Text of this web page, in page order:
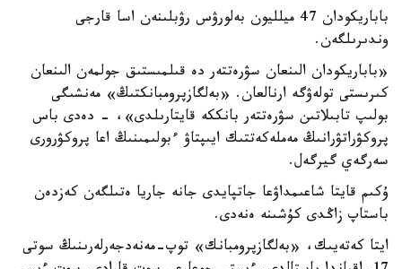
باباريكودان 47 ميلليون بەلورۋس رۋبلىنەن اسا قارجى
وندىرىلگەن.
«باباريكودان الىنعان سۋرەتتەر دە قىلمىستىق جولمەن الىنعان
كىرىستى تولەۋگە ارنالعان. «بەلگازپرومبانكتىڭ» مەنشىگى
بولىپ تابىلاتىن سۋرەتتەر بانككە قايتارىلدى»، - دەدى باس
پروكۋراتۋرانىڭ مەملەكەتتىك ايىپتاۋ ءبولىمىنىڭ اعا پروكۋرورى
سەرگەي گيرگەل.
ۇكىم قايتا شاعىمداۋعا جاتپايدى جانە جاريا ەتىلگەن كەزدەن
باستاپ زاڭدى كۇشىنە ەنەدى.
ايتا كەتەيىك، «بەلگازپرومبانك» توپ-مەنەدجەرلەرىنىڭ سوتى